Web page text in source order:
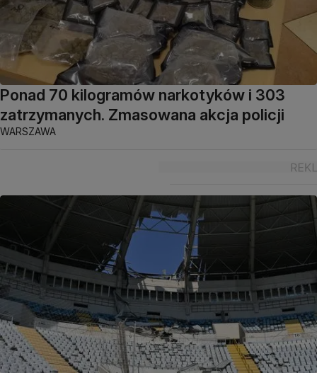
Ponad 70 kilogramów narkotyków i 303
zatrzymanych. Zmasowana akcja policji
WARSZAWA